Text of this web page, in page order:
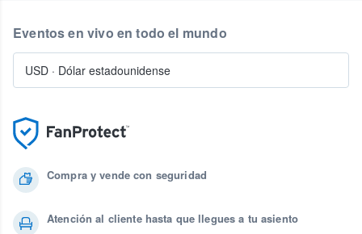
Compra y vende con seguridad
Atención al cliente hasta que llegues a tu asiento
Eventos en vivo en todo el mundo
USD · Dólar estadounidense